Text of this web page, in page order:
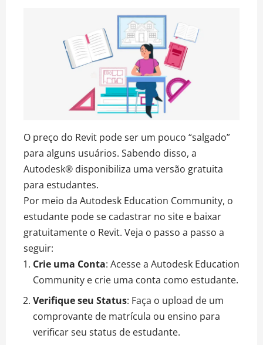
O preço do Revit pode ser um pouco “salgado”
para alguns usuários. Sabendo disso, a
Autodesk® disponibiliza uma versão gratuita
para estudantes.
Por meio da Autodesk Education Community, o
estudante pode se cadastrar no site e baixar
gratuitamente o Revit. Veja o passo a passo a
seguir:
Crie uma Conta: Acesse a Autodesk Education
Community e crie uma conta como estudante.
Verifique seu Status: Faça o upload de um
comprovante de matrícula ou ensino para
verificar seu status de estudante.